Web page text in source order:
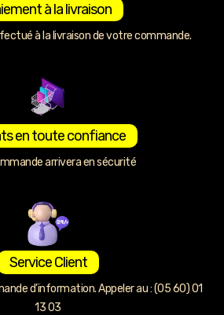
à la livraison
à la livraison de votre commande.
en toute confiance
arrivera en sécurité
Service Client
d’information. Appeler au : (05 60) 01
13 03